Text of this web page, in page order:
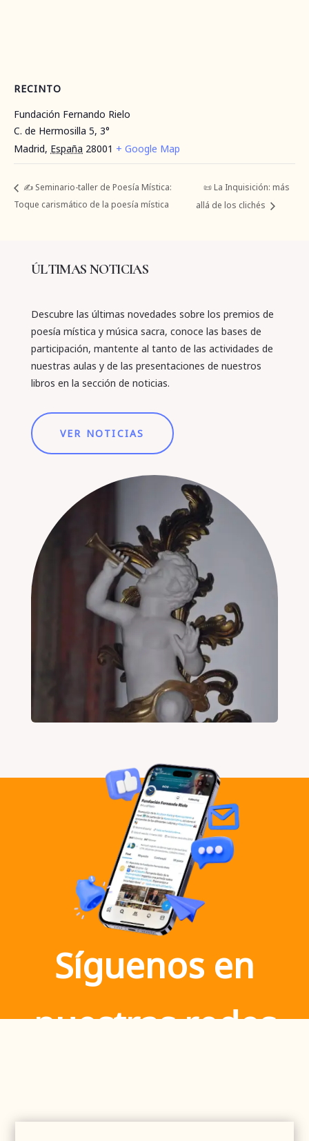
RECINTO
Fundación Fernando Rielo
C. de Hermosilla 5, 3°
Madrid, España 28001 + Google Map
✍️ Seminario-taller de Poesía Mística:
Toque carismático de la poesía mística
📜 La Inquisición: más
allá de los clichés
ÚLTIMAS NOTICIAS
Descubre las últimas novedades sobre los premios de
poesía mística y música sacra, conoce las bases de
participación, mantente al tanto de las actividades de
nuestras aulas y de las presentaciones de nuestros
libros en la sección de noticias.
VER NOTICIAS
Síguenos en
nuestras redes